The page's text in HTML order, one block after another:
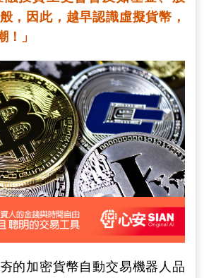
，因此，越早認識虛擬貨幣，
！」
的加密貨幣自動交易機器人品